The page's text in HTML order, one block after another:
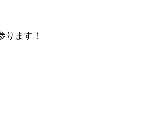
ります！